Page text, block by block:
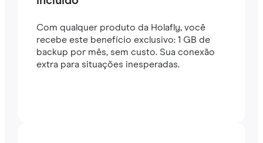
Com qualquer produto da Holafly, você
recebe este benefício exclusivo: 1 GB de
backup por mês, sem custo. Sua conexão
extra para situações inesperadas.